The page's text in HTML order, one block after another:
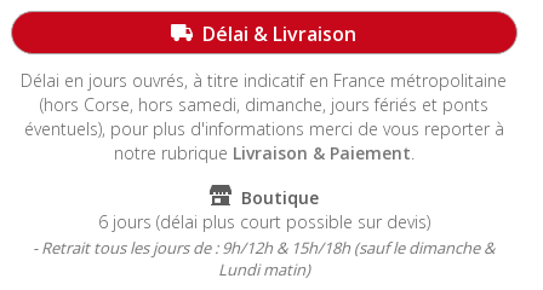
Délai & Livraison
Délai en jours ouvrés, à titre indicatif en France métropolitaine
(hors Corse, hors samedi, dimanche, jours fériés et ponts
éventuels), pour plus d'informations merci de vous reporter à
notre rubrique Livraison & Paiement.
Boutique
6 jours (délai plus court possible sur devis)
- Retrait tous les jours de : 9h/12h & 15h/18h (sauf le dimanche &
Lundi matin)